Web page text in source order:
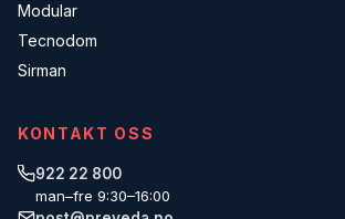
Modular
Tecnodom
Sirman
KONTAKT OSS
922 22 800
man–fre 9:30–16:00